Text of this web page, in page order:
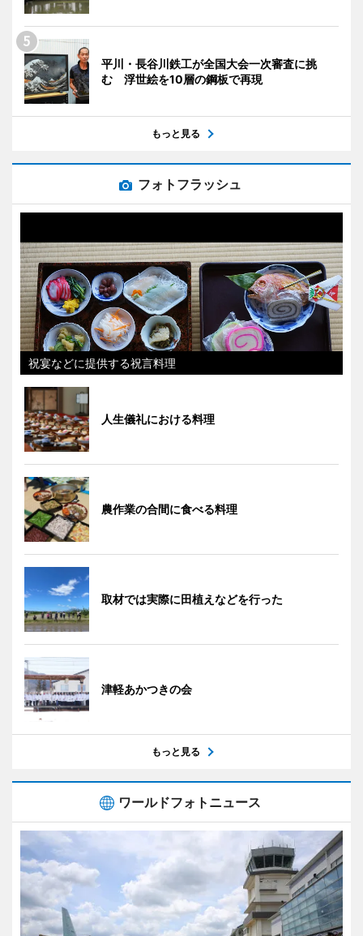
平川・長谷川鉄工が全国大会一次審査に挑
む 浮世絵を10層の鋼板で再現
もっと見る
フォトフラッシュ
祝宴などに提供する祝言料理
人生儀礼における料理
農作業の合間に食べる料理
取材では実際に田植えなどを行った
津軽あかつきの会
もっと見る
ワールドフォトニュース